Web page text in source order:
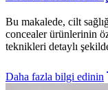
Bu makalede, cilt
concealer ürünlerinin
teknikleri detaylı
Daha fazla bilgi edinin